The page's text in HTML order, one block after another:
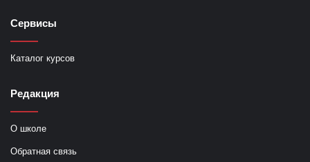
Сервисы
Каталог курсов
Редакция
О школе
Обратная связь